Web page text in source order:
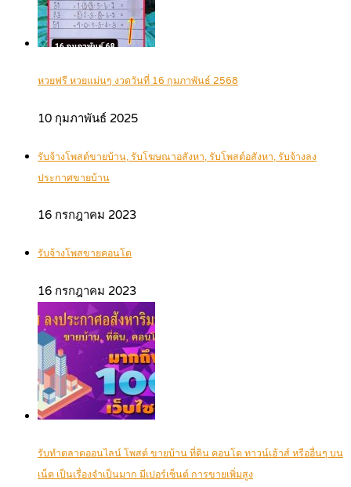
หวยฟรี หวยแม่นๆ งวดวันที่ 16 กุมภาพันธ์ 2568
10 กุมภาพันธ์ 2025
รับจ้างโพสต์ขายบ้าน, รับโฆษณาอสังหา, รับโพสต์อสังหา, รับจ้างลง
ประกาศขายบ้าน
16 กรกฎาคม 2023
รับจ้างโพสขายคอนโด
16 กรกฎาคม 2023
รับทำตลาดออนไลน์ โพสต์ ขายบ้าน ที่ดิน คอนโด ทาวน์เฮ้าส์ หรืออื่นๆ บน
เน็ต เป็นเรื่องจำเป็นมาก มีเปอร์เซ็นต์ การขายเพิ่มสูง